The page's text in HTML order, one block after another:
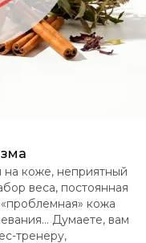
на коже, неприятный
веса, постоянная
кожа
Думаете, вам
тренеру,